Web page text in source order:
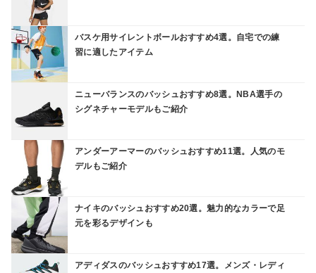
バスケ用サイレントボールおすすめ4選。自宅での練
習に適したアイテム
ニューバランスのバッシュおすすめ8選。NBA選手の
シグネチャーモデルもご紹介
アンダーアーマーのバッシュおすすめ11選。人気のモ
デルもご紹介
ナイキのバッシュおすすめ20選。魅力的なカラーで足
元を彩るデザインも
アディダスのバッシュおすすめ17選。メンズ・レディ